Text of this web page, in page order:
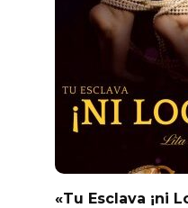
«Tu Esclava ¡ni